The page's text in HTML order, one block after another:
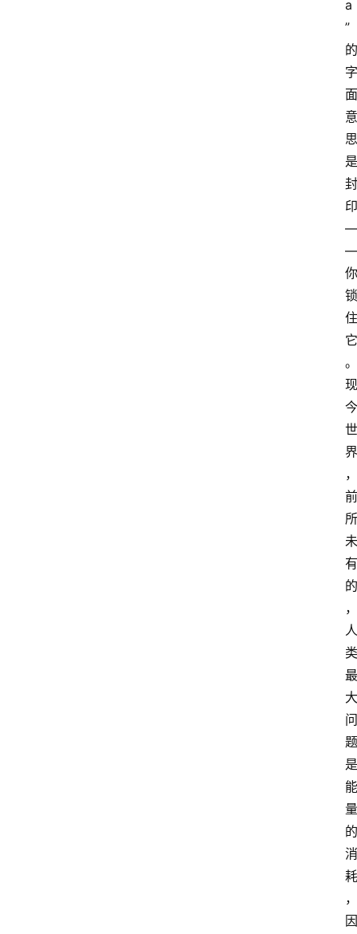
a
”
的
字
面
意
思
是
封
印
—
—
你
锁
住
它
。
现
今
世
界
，
前
所
未
有
的
，
人
类
最
大
问
题
是
能
量
的
消
耗
，
因